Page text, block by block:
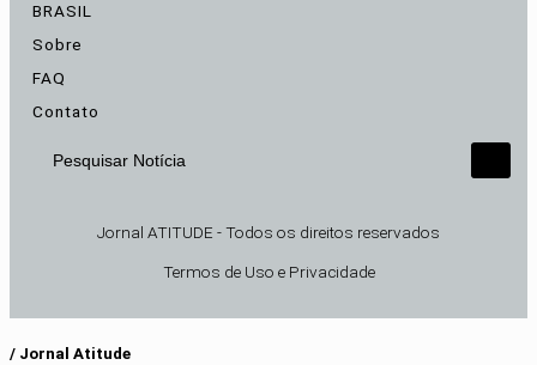
BRASIL
Sobre
FAQ
Contato
Pesquisar Notícia
Jornal ATITUDE - Todos os direitos reservados
Termos de Uso e Privacidade
/ Jornal Atitude